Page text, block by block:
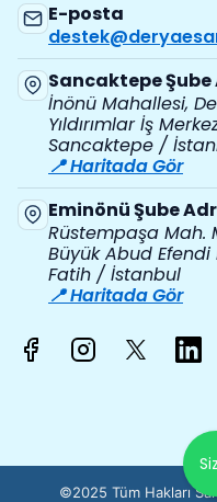
E-posta
Sancaktepe Şube
İnönü Mahallesi,
Yıldırımlar İş
Sancaktepe /
📍 Haritada Gör
Eminönü Şube
Rüstempaşa Mah.
Büyük Abud Efendi
Fatih / İstanbul
📍 Haritada Gör
©2025 Tüm Hakları